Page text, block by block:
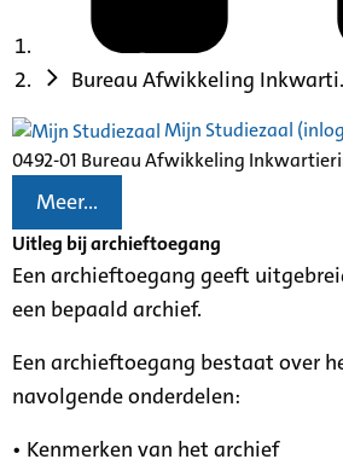
Bureau Afwikkeling
Mijn Studiezaal
0492-01 Bureau Afwikkeling
Meer...
Uitleg bij archieftoegang
Een archieftoegang geeft
een bepaald archief.
Een archieftoegang bestaat over
navolgende onderdelen:
• Kenmerken van het archief